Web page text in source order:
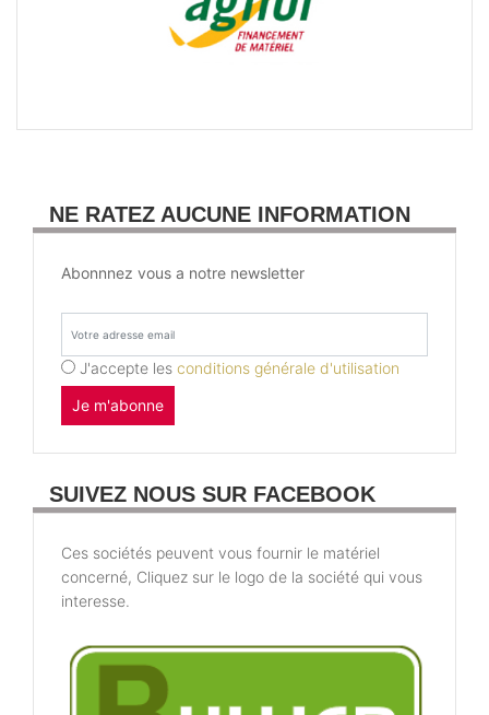
NE RATEZ AUCUNE INFORMATION
Abonnnez vous a notre newsletter
J'accepte les conditions générale d'utilisation
Je m'abonne
SUIVEZ NOUS SUR FACEBOOK
Ces sociétés peuvent vous fournir le matériel
concerné, Cliquez sur le logo de la société qui vous
interesse.